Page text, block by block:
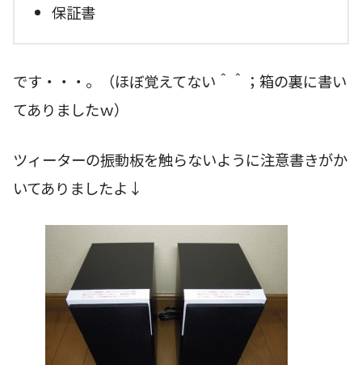
保証書
です・・・。（ほぼ覚えてない＾＾；箱の裏に書い
てありましたｗ）
ツィーターの振動板を触らないように注意書きがか
いてありましたよ↓